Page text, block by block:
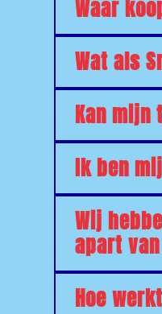
Waar
Wat als
Kan mijn
Ik ben
Wij
apart
Hoe